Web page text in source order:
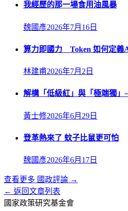
我經歷的那一場食用油風暴
魏國彥2026年7月16日
算力即國力 Token 如何定義
林建甫2026年7月2日
解構「低級紅」與「極端獨
黃士修2026年6月29日
登革熱來了 蚊子比鼠更可怕
魏國彥2026年6月17日
查看更多 國政評論 →
← 返回文章列表
國家政策研究基金會